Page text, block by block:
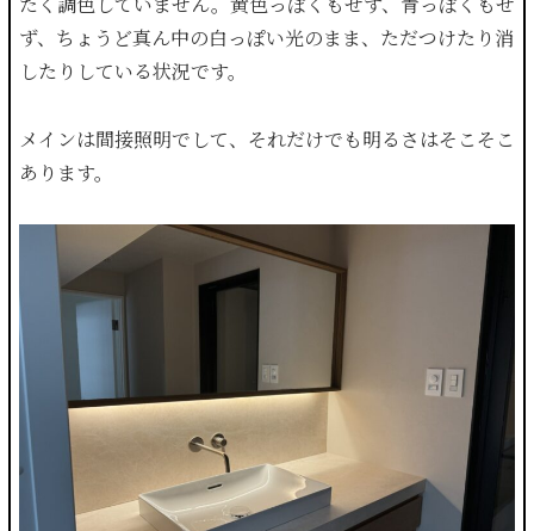
ず、ちょうど真ん中の白っぽい光のまま、ただつけたり消
したりしている状況です。
メインは間接照明でして、それだけでも明るさはそこそこ
あります。